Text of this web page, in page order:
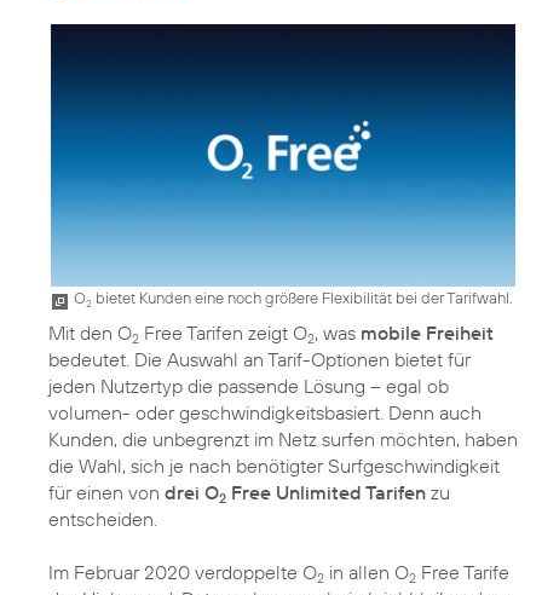
O2 bietet Kunden eine noch größere Flexibilität bei der Tarifwahl.
Mit den O2 Free Tarifen zeigt O2, was mobile Freiheit
bedeutet. Die Auswahl an Tarif-Optionen bietet für
jeden Nutzertyp die passende Lösung – egal ob
volumen- oder geschwindigkeitsbasiert. Denn auch
Kunden, die unbegrenzt im Netz surfen möchten, haben
die Wahl, sich je nach benötigter Surfgeschwindigkeit
für einen von drei O2 Free Unlimited Tarifen zu
entscheiden.
Im Februar 2020 verdoppelte O2 in allen O2 Free Tarife